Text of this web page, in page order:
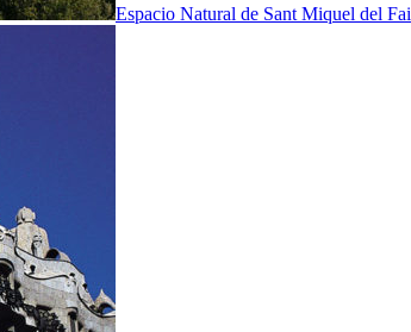
Espacio Natural de Sant Miquel del Fai